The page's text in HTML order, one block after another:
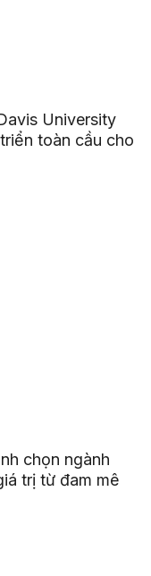
University
toàn cầu cho
chọn ngành
trị từ đam mê